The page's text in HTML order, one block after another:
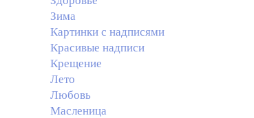
Зима
Картинки с надписями
Красивые надписи
Крещение
Лето
Любовь
Масленица